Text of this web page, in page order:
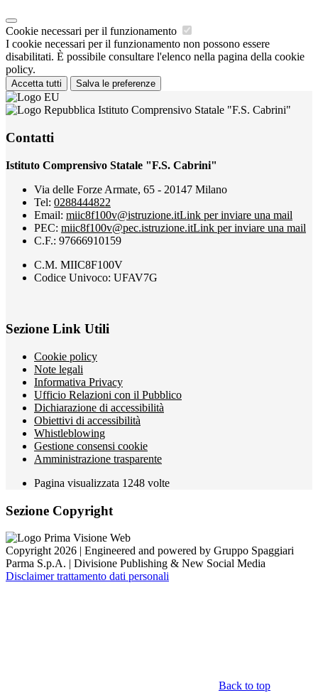
Cookie necessari per il funzionamento
I cookie necessari per il funzionamento non possono essere
disabilitati. È possibile consultare l'elenco nella pagina della cookie
policy.
Accetta tutti Salva le preferenze
Istituto Comprensivo Statale "F.S. Cabrini"
Contatti
Istituto Comprensivo Statale "F.S. Cabrini"
Via delle Forze Armate, 65 - 20147 Milano
Tel: 0288444822
Email: miic8f100v@istruzione.itLink per inviare una mail
PEC: miic8f100v@pec.istruzione.itLink per inviare una mail
C.F.: 97666910159
C.M. MIIC8F100V
Codice Univoco: UFAV7G
Sezione Link Utili
Cookie policy
Note legali
Informativa Privacy
Ufficio Relazioni con il Pubblico
Dichiarazione di accessibilità
Obiettivi di accessibilità
Whistleblowing
Gestione consensi cookie
Amministrazione trasparente
Pagina visualizzata 1248 volte
Sezione Copyright
Copyright 2026 | Engineered and powered by Gruppo Spaggiari
Parma S.p.A. | Divisione Publishing & New Social Media
Disclaimer trattamento dati personali
Back to top